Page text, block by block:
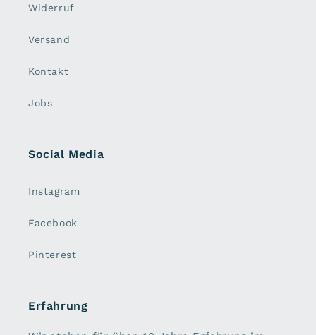
Widerruf
Versand
Kontakt
Jobs
Social Media
Instagram
Facebook
Pinterest
Erfahrung